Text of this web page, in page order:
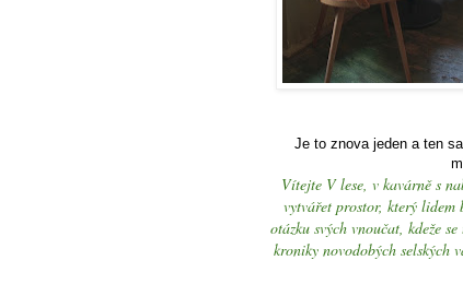
Je to znova jeden a ten
Vítejte V lese, v kavárně s
vytvářet prostor, který lidem
otázku svých vnoučat, kdeže
kroniky novodobých selských